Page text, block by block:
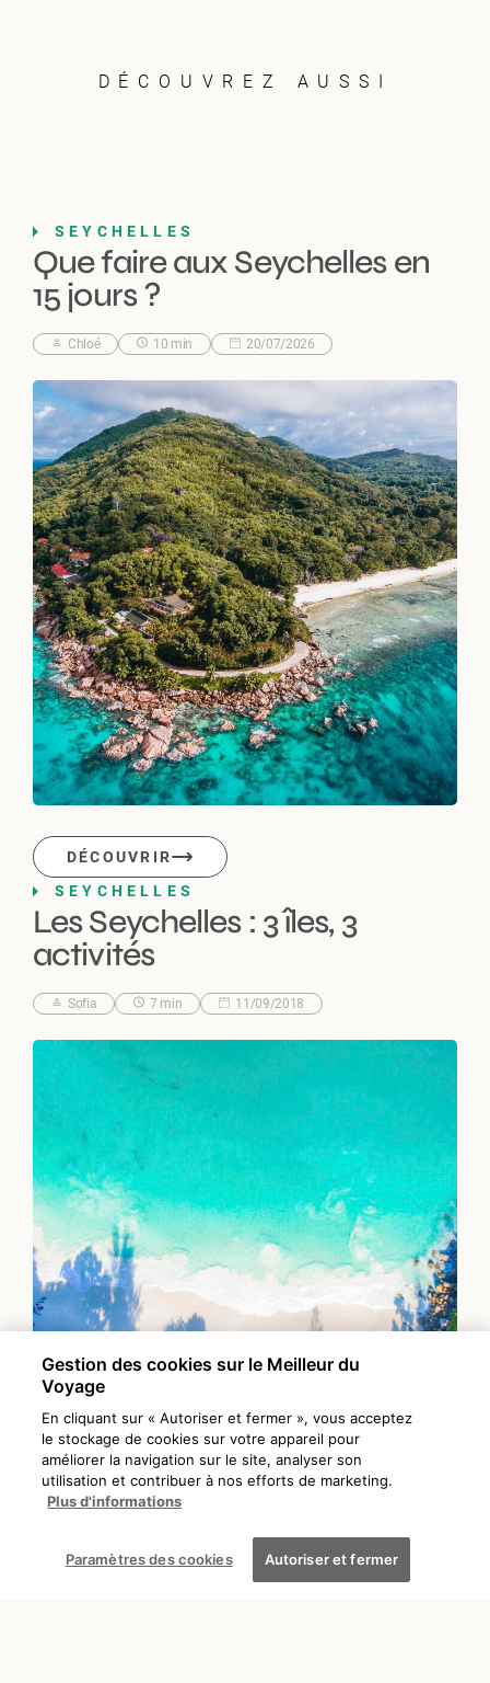
DÉCOUVREZ AUSSI
SEYCHELLES
Que faire aux Seychelles en
15 jours ?
Chloé 10 min 20/07/2026
DÉCOUVRIR
SEYCHELLES
Les Seychelles : 3 îles, 3
activités
Sofia 7 min 11/09/2018
SEYCHELLES
Four Seasons, les Seychelles
Gestion des cookies sur le Meilleur du
Voyage
En cliquant sur « Autoriser et fermer », vous acceptez
le stockage de cookies sur votre appareil pour
améliorer la navigation sur le site, analyser son
utilisation et contribuer à nos efforts de marketing.
Plus d'informations
Paramètres des cookies Autoriser et fermer